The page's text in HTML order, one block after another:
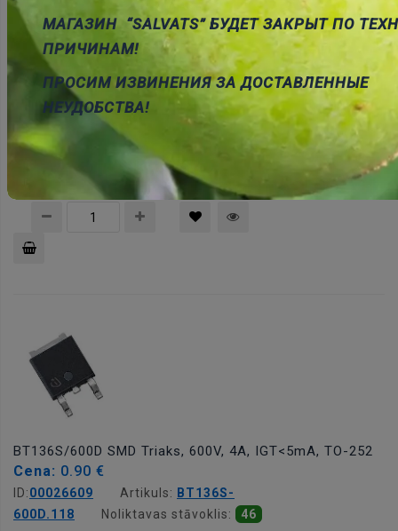
BT136/800E Triaks 800V, 4A, Igt<10mA, TO-220
Cena:
00003295 Artikuls:
Noliktavas
6
BT136S/600D SMD Triaks, 600V, 4A, IGT<5mA, TO-252
Cena: 0.90 €
ID:00026609 Artikuls: BT136S-
600D.118
Noliktavas stāvoklis: 46
МАГАЗИН “SALVATS” БУДЕТ ЗАКРЫТ ПО
ПРИЧИНАМ!
ПРОСИМ ИЗВИНЕНИЯ ЗА ДОСТАВЛЕННЫЕ
НЕУДОБСТВА!